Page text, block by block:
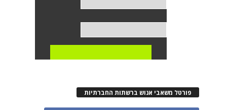
פורטל משאבי אנוש ברשתות החברתיות